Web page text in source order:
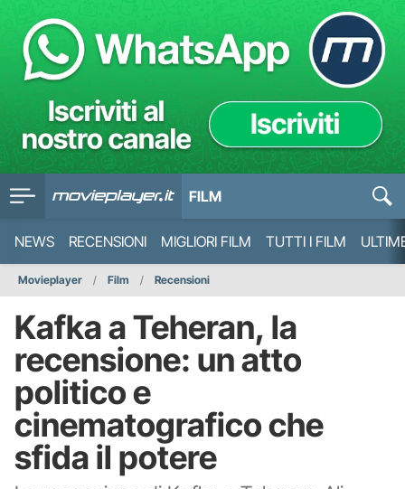
FILM
NEWS RECENSIONI MIGLIORI FILM TUTTI I FILM
Movieplayer Film Recensioni
Kafka a Teheran, la
recensione: un atto
politico e
cinematografico che
sfida il potere